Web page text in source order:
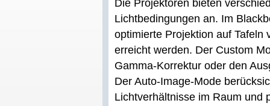
Die Projektoren bieten
Lichtbedingungen an. Im
optimierte Projektion auf Tafeln
erreicht werden. Der Custom
Gamma-Korrektur oder den
Der Auto-Image-Mode
Lichtverhältnisse im Raum und